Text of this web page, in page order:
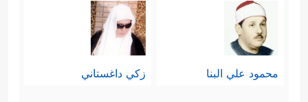
محمود علي البنا زكي داغستاني